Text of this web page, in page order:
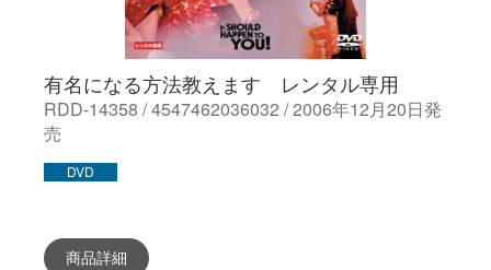
有名になる方法教えます レンタル専用
RDD-14358 / 4547462036032 / 2006年12月20日発
売
DVD
商品詳細